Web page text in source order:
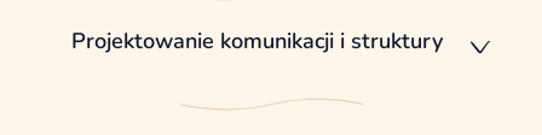
Projektowanie komunikacji i struktury